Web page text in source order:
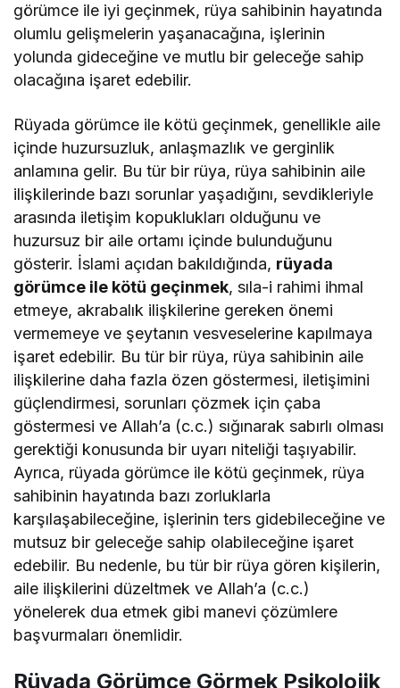
görümce ile iyi geçinmek, rüya sahibinin hayatında
olumlu gelişmelerin yaşanacağına, işlerinin
yolunda gideceğine ve mutlu bir geleceğe sahip
olacağına işaret edebilir.
Rüyada görümce ile kötü geçinmek, genellikle aile
içinde huzursuzluk, anlaşmazlık ve gerginlik
anlamına gelir. Bu tür bir rüya, rüya sahibinin aile
ilişkilerinde bazı sorunlar yaşadığını, sevdikleriyle
arasında iletişim kopuklukları olduğunu ve
huzursuz bir aile ortamı içinde bulunduğunu
gösterir. İslami açıdan bakıldığında, rüyada
görümce ile kötü geçinmek, sıla-i rahimi ihmal
etmeye, akrabalık ilişkilerine gereken önemi
vermemeye ve şeytanın vesveselerine kapılmaya
işaret edebilir. Bu tür bir rüya, rüya sahibinin aile
ilişkilerine daha fazla özen göstermesi, iletişimini
güçlendirmesi, sorunları çözmek için çaba
göstermesi ve Allah’a (c.c.) sığınarak sabırlı olması
gerektiği konusunda bir uyarı niteliği taşıyabilir.
Ayrıca, rüyada görümce ile kötü geçinmek, rüya
sahibinin hayatında bazı zorluklarla
karşılaşabileceğine, işlerinin ters gidebileceğine ve
mutsuz bir geleceğe sahip olabileceğine işaret
edebilir. Bu nedenle, bu tür bir rüya gören kişilerin,
aile ilişkilerini düzeltmek ve Allah’a (c.c.)
yönelerek dua etmek gibi manevi çözümlere
başvurmaları önemlidir.
Rüyada Görümce Görmek Psikolojik